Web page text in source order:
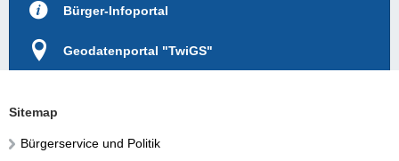
Bürger-Infoportal
Geodatenportal "TwiGS"
Sitemap
Bürgerservice und Politik